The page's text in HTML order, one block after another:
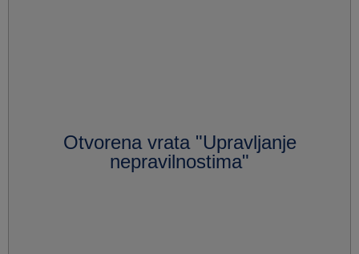
Otvorena vrata "Upravljanje
nepravilnostima"